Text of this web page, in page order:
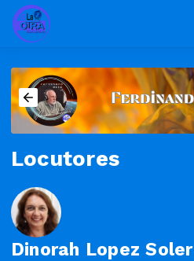
Locutores
Dinorah Lopez Soler